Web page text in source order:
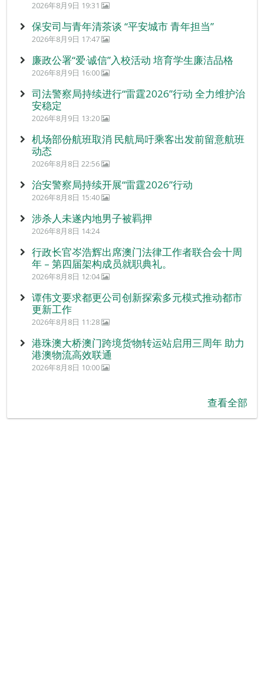
2026年8月9日 19:31
保安司与青年清茶谈 “平安城市 青年担当”
2026年8月9日 17:47
廉政公署“爱‧诚信”入校活动 培育学生廉洁品格
2026年8月9日 16:00
司法警察局持续进行“雷霆2026”行动 全力维护治
安稳定
2026年8月9日 13:20
机场部份航班取消 民航局吁乘客出发前留意航班
动态
2026年8月8日 22:56
治安警察局持续开展“雷霆2026”行动
2026年8月8日 15:40
涉杀人未遂内地男子被羁押
2026年8月8日 14:24
行政长官岑浩辉出席澳门法律工作者联合会十周
年 – 第四届架构成员就职典礼。
2026年8月8日 12:04
谭伟文要求都更公司创新探索多元模式推动都市
更新工作
2026年8月8日 11:28
港珠澳大桥澳门跨境货物转运站启用三周年 助力
港澳物流高效联通
2026年8月8日 10:00
查看全部